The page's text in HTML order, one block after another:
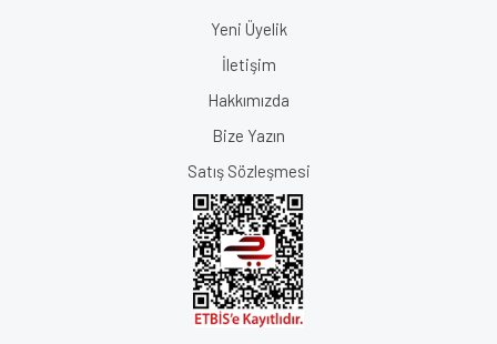
Yeni Üyelik
İletişim
Hakkımızda
Bize Yazın
Satış Sözleşmesi